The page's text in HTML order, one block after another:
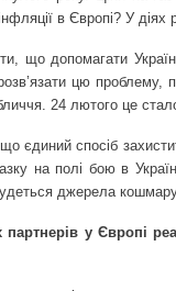
в Європі? У діях
що допомагати
цю проблему,
24 лютого це
єдиний спосіб
на полі бою в
джерела
у Європі